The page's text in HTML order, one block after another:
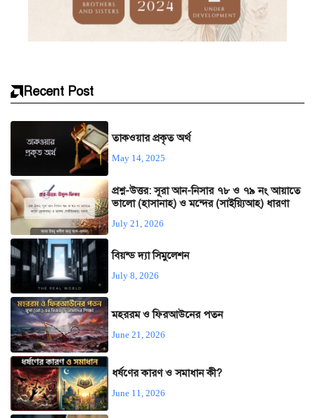
Recent Post
তাকওয়ার প্রকৃত অর্থ
May 14, 2025
প্রশ্ন-উত্তর: সূরা আন-নিসার ৭৮ ও ৭৯ নং আয়াতে
ভালো (হাসানাহ) ও মন্দের (সাইয়্যিআহ) ধারণা
July 21, 2026
বিয়ন্ড দ্যা সিমুলেশন
July 8, 2026
মহররম ও ফিরআউনের পতন
June 21, 2026
ধর্ষণের কারণ ও সমাধান কী?
June 11, 2026